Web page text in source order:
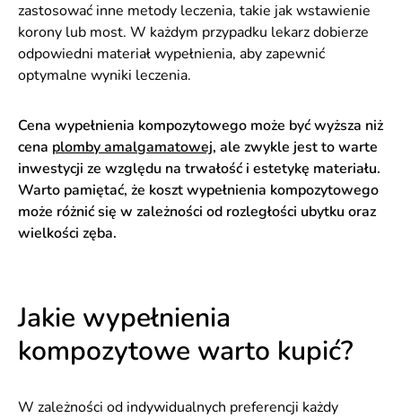
zastosować inne metody leczenia, takie jak wstawienie
korony lub most. W każdym przypadku lekarz dobierze
odpowiedni materiał wypełnienia, aby zapewnić
optymalne wyniki leczenia.
Cena wypełnienia kompozytowego może być wyższa niż
cena plomby amalgamatowej, ale zwykle jest to warte
inwestycji ze względu na trwałość i estetykę materiału.
Warto pamiętać, że koszt wypełnienia kompozytowego
może różnić się w zależności od rozległości ubytku oraz
wielkości zęba.
Jakie wypełnienia
kompozytowe warto kupić?
W zależności od indywidualnych preferencji każdy